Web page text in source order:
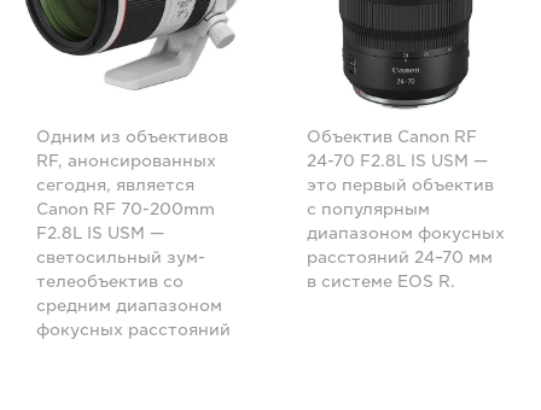
Одним из объективов
RF, анонсированных
сегодня, является
Canon RF 70-200mm
F2.8L IS USM —
светосильный зум-
телеобъектив со
средним диапазоном
фокусных расстояний
Объектив Canon RF
24-70 F2.8L IS USM —
это первый объектив
с популярным
диапазоном фокусных
расстояний 24–70 мм
в системе EOS R.